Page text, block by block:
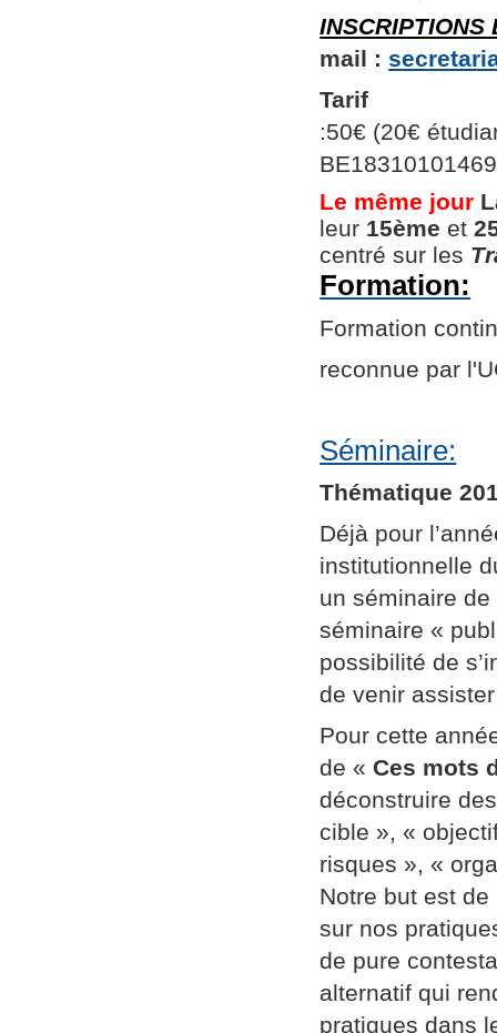
INSCRIPTIONS
mail :
Tarif
:50€ (20€
Le même jour
leur 15ème et
centré sur les
Formation:
Formation
reconnue par
Séminaire:
Thématique
Déjà pour
institutionnelle
un séminaire
séminaire «
possibilité de
de venir
Pour cette
de « Ces mots
déconstruire
cible », «
risques », «
Notre but est de
sur nos
de pure
alternatif qui
pratiques dans